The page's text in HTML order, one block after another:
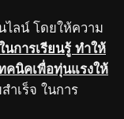
ไลน์ โดยให้ความ
การเรียนรู้ ทำให้
คนิคเพื่อทุ่นแรงให้
ำเร็จ ในการ